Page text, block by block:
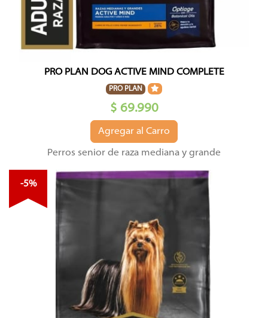
PRO PLAN DOG ACTIVE MIND COMPLETE
PRO PLAN
$ 69.990
Agregar al Carro
Perros senior de raza mediana y grande
-5%